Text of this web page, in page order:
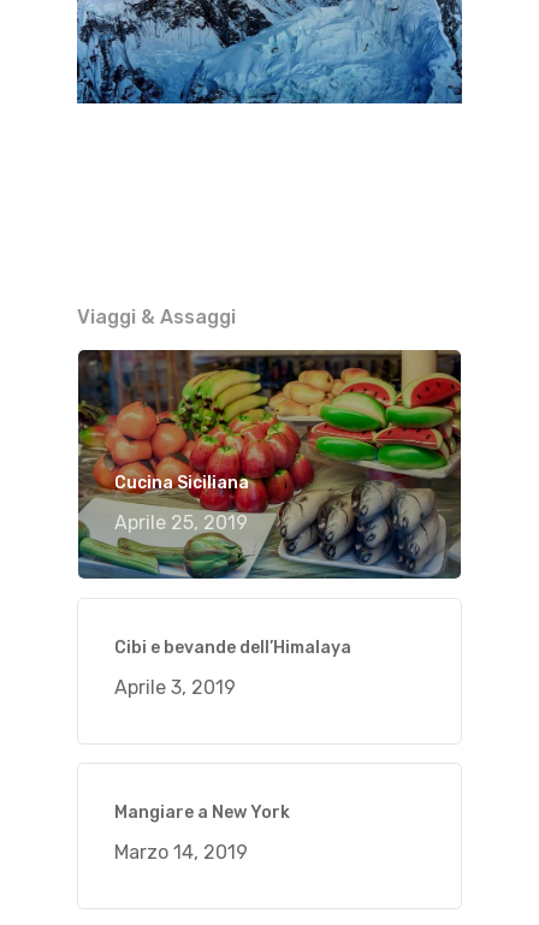
Viaggi & Assaggi
Cucina Siciliana
Aprile 25, 2019
Cibi e bevande dell’Himalaya
Aprile 3, 2019
Mangiare a New York
Marzo 14, 2019